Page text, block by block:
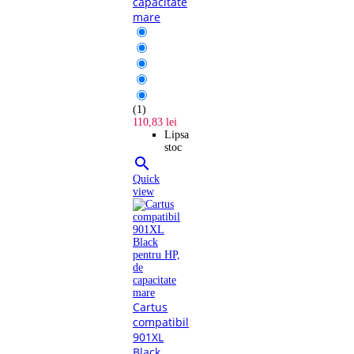
mare
(1)
110,83 lei
Lipsa
stoc

Quick
view
Cartus
compatibil
901XL